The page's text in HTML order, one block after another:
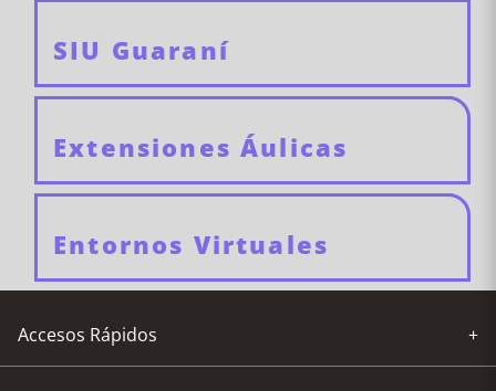
SIU Guaraní
Extensiones Áulicas
Entornos Virtuales
Accesos Rápidos +